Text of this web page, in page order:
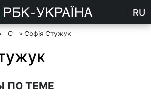
RU
С » Софія Стужук
ПО ТЕМЕ